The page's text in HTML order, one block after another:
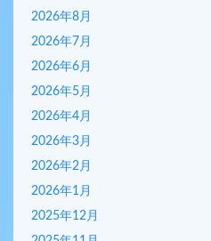
2026年8月
2026年7月
2026年6月
2026年5月
2026年4月
2026年3月
2026年2月
2026年1月
2025年12月